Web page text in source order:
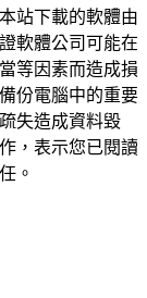
站下載的軟體由
軟體公司可能在
等因素而造成損
份電腦中的重要
失造成資料毀
，表示您已閱讀
。